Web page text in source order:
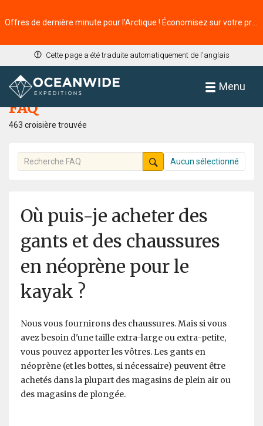
Cette page a été traduite automatiquement de l'anglais
Menu
Accueil
FAQ
463 croisière trouvée
Aucun sélectionné
Où puis-je acheter des
gants et des chaussures
en néoprène pour le
kayak ?
Nous vous fournirons des chaussures. Mais si vous
avez besoin d'une taille extra-large ou extra-petite,
vous pouvez apporter les vôtres. Les gants en
néoprène (et les bottes, si nécessaire) peuvent être
achetés dans la plupart des magasins de plein air ou
des magasins de plongée.